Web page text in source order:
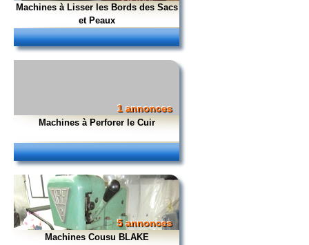
Machines à Lisser les Bords des Sacs
et Peaux
1 annonces
Machines à Perforer le Cuir
5 annonces
Machines Cousu BLAKE